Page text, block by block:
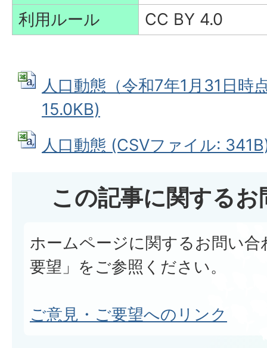
利用ルール
CC BY 4.0
人口動態（令和7年1月31日時
15.0KB)
人口動態 (CSVファイル:
この記事に関する
ホームページに関するお問い
要望」をご参照ください。
ご意見・ご要望へのリンク